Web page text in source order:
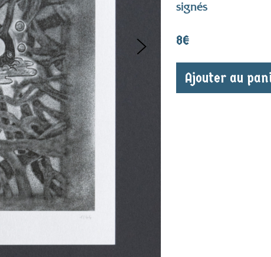
signés
8€
Ajouter au